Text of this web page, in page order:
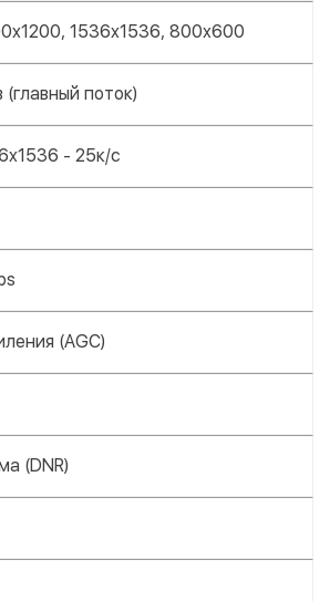
1536x1536, 800x600
поток)
- 25к/с
(AGC)
(DNR)